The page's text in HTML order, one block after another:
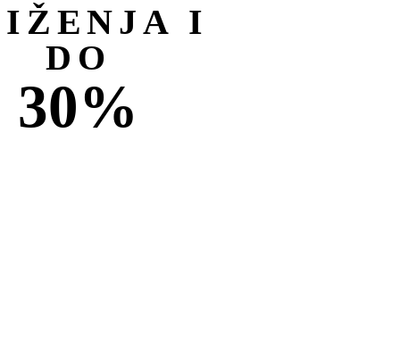
I
DO
30%